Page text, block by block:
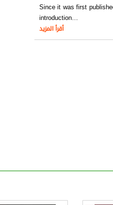
Since it was first
introduction…
أقرأ المزيد